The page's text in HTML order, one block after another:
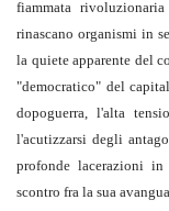
fiammata
rinascano organismi in
la quiete apparente del
"democratico" del
dopoguerra, l'alta
l'acutizzarsi degli
profonde lacerazioni in
scontro fra la sua